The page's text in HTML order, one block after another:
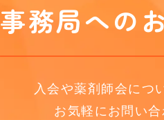
事務局への
入会や薬剤師会につ
お気軽にお問い合